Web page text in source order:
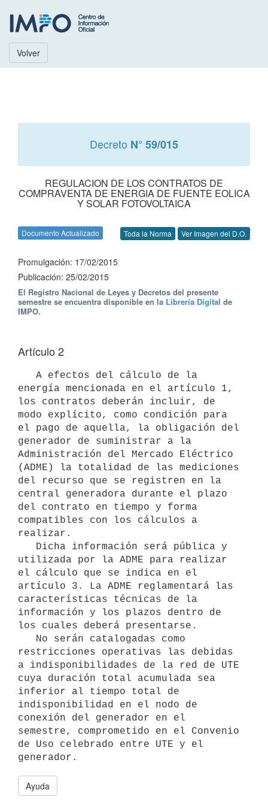
Volver
Decreto N° 59/015
REGULACION DE LOS CONTRATOS DE
COMPRAVENTA DE ENERGIA DE FUENTE EOLICA
Y SOLAR FOTOVOLTAICA
Documento Actualizado Toda la Norma Ver Imagen del D.O.
Promulgación: 17/02/2015
Publicación: 25/02/2015
El Registro Nacional de Leyes y Decretos del presente
semestre se encuentra disponible en la Librería Digital de
IMPO.
Artículo 2
energía mencionada en el artículo 1,
los contratos deberán incluir, de
modo explícito, como condición para
el pago de aquella, la obligación del
generador de suministrar a la
Administración del Mercado Eléctrico
(ADME) la totalidad de las mediciones
del recurso que se registren en la
central generadora durante el plazo
del contrato en tiempo y forma
compatibles con los cálculos a
realizar.
utilizada por la ADME para realizar
el cálculo que se indica en el
artículo 3. La ADME reglamentará las
características técnicas de la
información y los plazos dentro de
los cuales deberá presentarse.
restricciones operativas las debidas
a indisponibilidades de la red de UTE
cuya duración total acumulada sea
inferior al tiempo total de
indisponibilidad en el nodo de
conexión del generador en el
semestre, comprometido en el Convenio
de Uso celebrado entre UTE y el
Ayuda